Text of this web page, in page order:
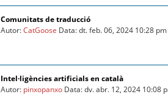
Comunitats de traducció
Autor:CatGoose Data: dt. feb. 06, 2024 10:28 pm
Intel·ligències artificials en català
Autor: pinxopanxo Data: dv. abr. 12, 2024 10:08